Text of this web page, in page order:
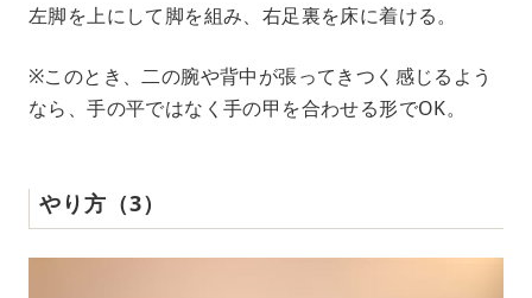
左脚を上にして脚を組み、右足裏を床に着ける。
※このとき、二の腕や背中が張ってきつく感じるよう
なら、手の平ではなく手の甲を合わせる形でOK。
やり方（3）